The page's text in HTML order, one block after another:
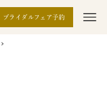
ブライダルフェア予約